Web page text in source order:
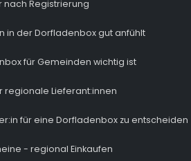
nach Registrierung
in der Dorfladenbox gut anfühlt
für Gemeinden wichtig ist
regionale Lieferant:innen
für eine Dorfladenbox zu entscheiden
- regional Einkaufen